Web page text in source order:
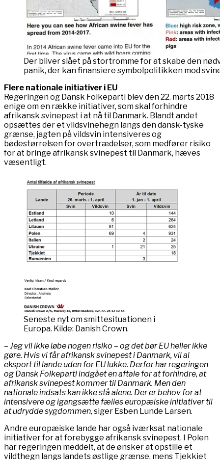
Der bliver slået på stortromme for at skabe den
panik, der kan finansiere symbolpolitikken mod
Flere nationale initiativer i EU
Regeringen og Dansk Folkeparti blev den 22. marts 2018
enige om en række initiativer, som skal forhindre
afrikansk svinepest i at nå til Danmark. Blandt andet
opsættes der et vildsvinehegn langs den dansk-tyske
grænse, jagten på vildsvin intensiveres og
bødestørrelsen for overtrædelser, som medfører risiko
for at bringe afrikansk svinepest til Danmark, hæves
væsentligt.
Seneste nyt om smittesituationen i
Europa. Kilde: Danish Crown.
– Jeg vil ikke løbe nogen risiko – og det bør EU heller ikke
gøre. Hvis vi får afrikansk svinepest i Danmark, vil al
eksport til lande uden for EU lukke. Derfor har regeringen
og Dansk Folkeparti indgået en aftale for at forhindre, at
afrikansk svinepest kommer til Danmark. Men den
nationale indsats kan ikke stå alene. Der er behov for at
intensivere og igangsætte fælles europæiske initiativer til
at udrydde sygdommen,siger Esben Lunde Larsen.
Andre europæiske lande har også iværksat nationale
initiativer for at forebygge afrikansk svinepest. I Polen
har regeringen meddelt, at de ønsker at opstille et
vildthegn langs landets østlige grænse, mens Tjekkiet